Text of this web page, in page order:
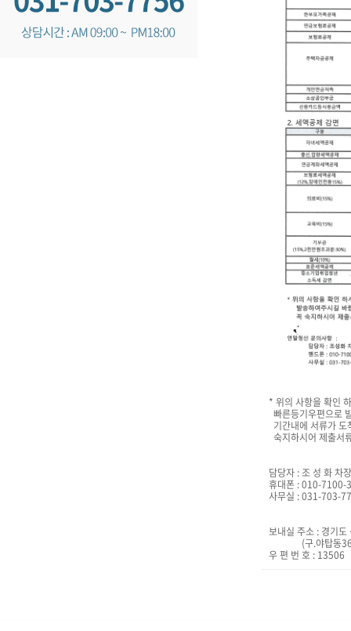
* 위의 사항을 확인
빠른등기우편으로
기간내에 서류가
숙지하시어 제출서
담당자 : 조 성 화 차장
휴대폰 : 010-7100-
사무실 : 031-703-
보내실 주소 : 경기
(구.야탑동366-
우 편 번 호 : 13506